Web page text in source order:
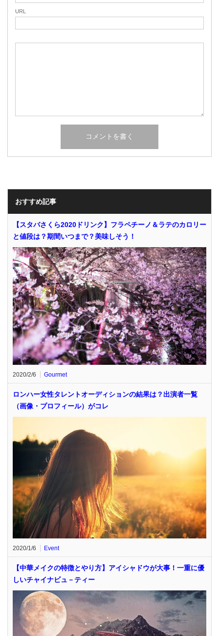
URL
おすすめ記事
【スタバさくら2020ドリンク】フラペチーノ＆ラテのカロリー
と値段は？期間いつまで？美味しそう！
2020/2/6 Gourmet
ロンハー女性タレントオーディションの結果は？出演者一覧
（画像・プロフィール）がコレ
2020/1/6 Event
【中華メイクの特徴とやり方】アイシャドウが大事！一重に優
しいチャイナビュ－ティー